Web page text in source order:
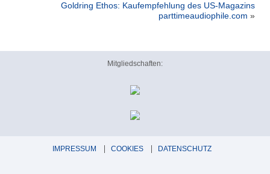
Goldring Ethos: Kaufempfehlung des US-Magazins
parttimeaudiophile.com »
Mitgliedschaften:
IMPRESSUM COOKIES DATENSCHUTZ